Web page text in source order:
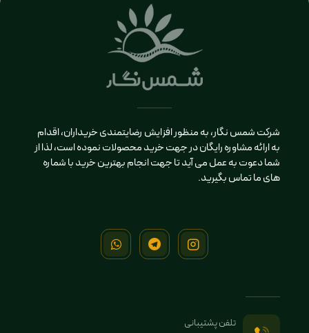
شرکت شمس نگار، به منظور افزایش رضایتمندی خریداران، اقدام
به ارائه مشاوره رایگان در جهت خرید محصولات نموده است، لذا از
شما دعوت به عمل می آید تا جهت انجام بهترین خرید با شماره
های ما تماس بگیرید.
تلفن پشتیبانی